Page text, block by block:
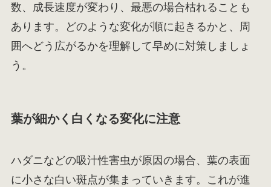
数、成長速度が変わり、最悪の場合枯れることも
あります。どのような変化が順に起きるかと、周
囲へどう広がるかを理解して早めに対策しましょ
う。
葉が細かく白くなる変化に注意
ハダニなどの吸汁性害虫が原因の場合、葉の表面
に小さな白い斑点が集まっていきます。これが進